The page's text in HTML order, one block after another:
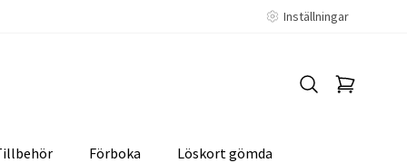
Inställningar
Förboka Löskort gömda